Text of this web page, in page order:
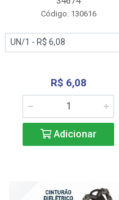
Código: 130616
R$ 6,08
Adicionar